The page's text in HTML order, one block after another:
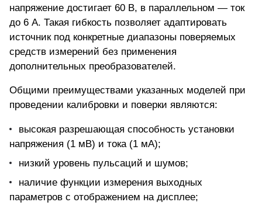
напряжение достигает 60 В, в параллельном — ток
до 6 А. Такая гибкость позволяет адаптировать
источник под конкретные диапазоны поверяемых
средств измерений без применения
дополнительных преобразователей.
Общими преимуществами указанных моделей при
проведении калибровки и поверки являются:
высокая разрешающая способность установки
напряжения (1 мВ) и тока (1 мА);
низкий уровень пульсаций и шумов;
наличие функции измерения выходных
параметров с отображением на дисплее;